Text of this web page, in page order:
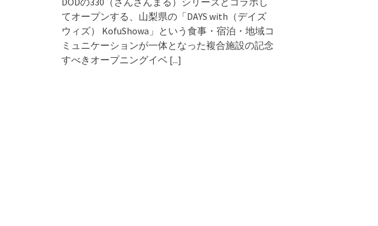
てオープンする、山梨県の「DAYS with（デイズ
ウィズ） KofuShowa」という食事・宿泊・地域コ
ミュニケーションが一体となった複合施設の記念
すべきオープニングイベ [...]